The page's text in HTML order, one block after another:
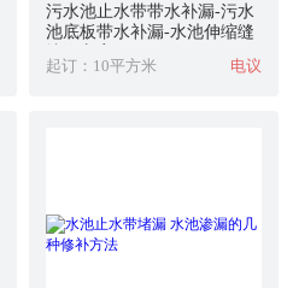
污水池止水带带水补漏-污水
池底板带水补漏-水池伸缩缝
起订：10平方米 电议